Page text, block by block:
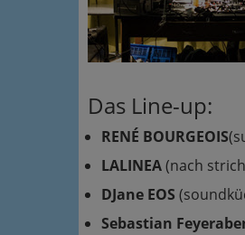
Das Line-up:
RENÉ BOURGEOIS
LALINEA(nach
DJane EOS
Sebastian